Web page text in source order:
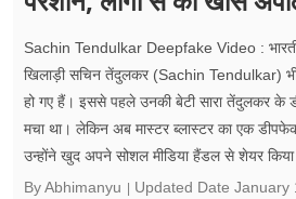
उत्तर प्रदेश
गैलरी
वीडियो
रिलेशनशिप
Sachin Tendulkar Deepfake Video :
खिलाड़ी सचिन तेंदुलकर (Sachin Tendulkar)
हो गए हैं। इससे पहले उनकी बेटी सारा तेंदुलकर के
मचा था। लेकिन अब मास्टर ब्लास्टर का एक
उन्होंने खुद अपने सोशल मीडिया हैंडल से शेयर किया
By Abhimanyu
Updated Date January